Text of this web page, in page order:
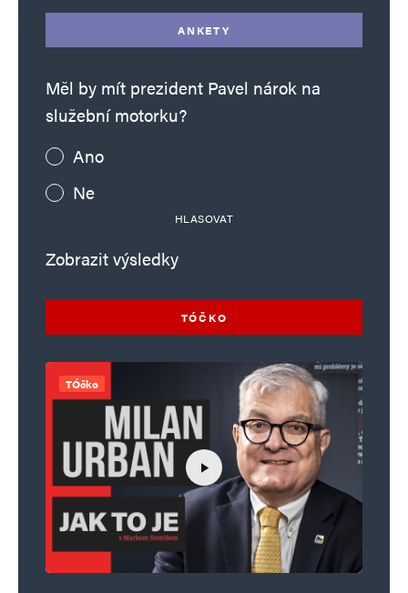
ANKETY
Měl by mít prezident Pavel nárok na
služební motorku?
Ano
Ne
HLASOVAT
Zobrazit výsledky
TÓČKO
TÓčko